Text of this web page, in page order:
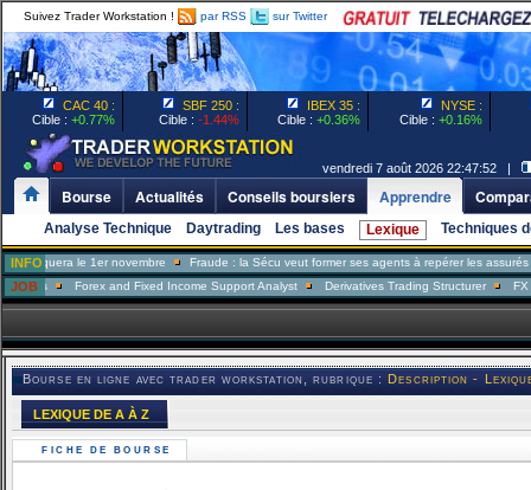
Suivez Trader Workstation ! par RSS sur Twitter
CAC 40 :
Cible : +0.77%
SBF 250 :
Cible : -1.44%
IBEX 35 :
Cible : +0.36%
NYSE :
Cible : +0.16%
vendredi 7 août 2026 22:47:52 |
Bourse Actualités Conseils boursiers Apprendre
Analyse Technique Daytrading Les bases Lexique Techniques
INFOle 1er novembre Fraude : la Sécu veut former ses agents à repérer les assurés
JOBForex and Fixed Income Support Analyst Derivatives Trading Structurer FX Trader
Bourse en ligne avec trader workstation, rubrique :Description -
LEXIQUE DE A À Z
FICHE DE BOURSE